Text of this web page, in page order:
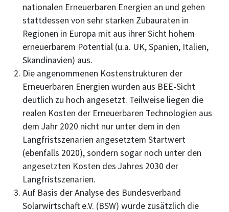
nationalen Erneuerbaren Energien an und gehen
stattdessen von sehr starken Zubauraten in
Regionen in Europa mit aus ihrer Sicht hohem
erneuerbarem Potential (u.a. UK, Spanien, Italien,
Skandinavien) aus.
Die angenommenen Kostenstrukturen der
Erneuerbaren Energien wurden aus BEE-Sicht
deutlich zu hoch angesetzt. Teilweise liegen die
realen Kosten der Erneuerbaren Technologien aus
dem Jahr 2020 nicht nur unter dem in den
Langfristszenarien angesetztem Startwert
(ebenfalls 2020), sondern sogar noch unter den
angesetzten Kosten des Jahres 2030 der
Langfristszenarien.
Auf Basis der Analyse des Bundesverband
Solarwirtschaft e.V. (BSW) wurde zusätzlich die